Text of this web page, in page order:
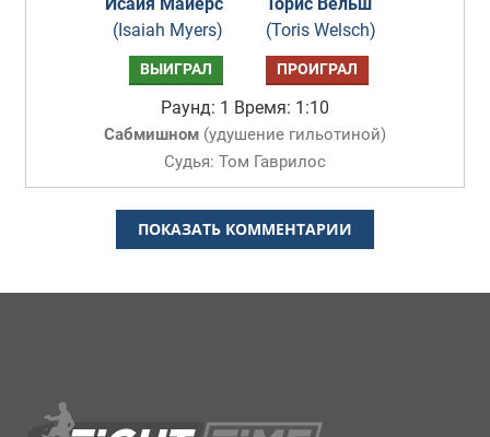
(Isaiah Myers)
(Toris Welsch)
ВЫИГРАЛ ПРОИГРАЛ
Раунд: 1 Время: 1:10
Сабмишном(удушение гильотиной)
Судья: Том Гаврилос
ПОКАЗАТЬ КОММЕНТАРИИ